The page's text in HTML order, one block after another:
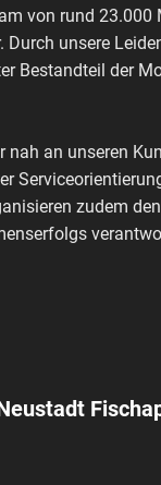
von rund 23.000
unsere
Bestandteil der
nah an unseren
zudem